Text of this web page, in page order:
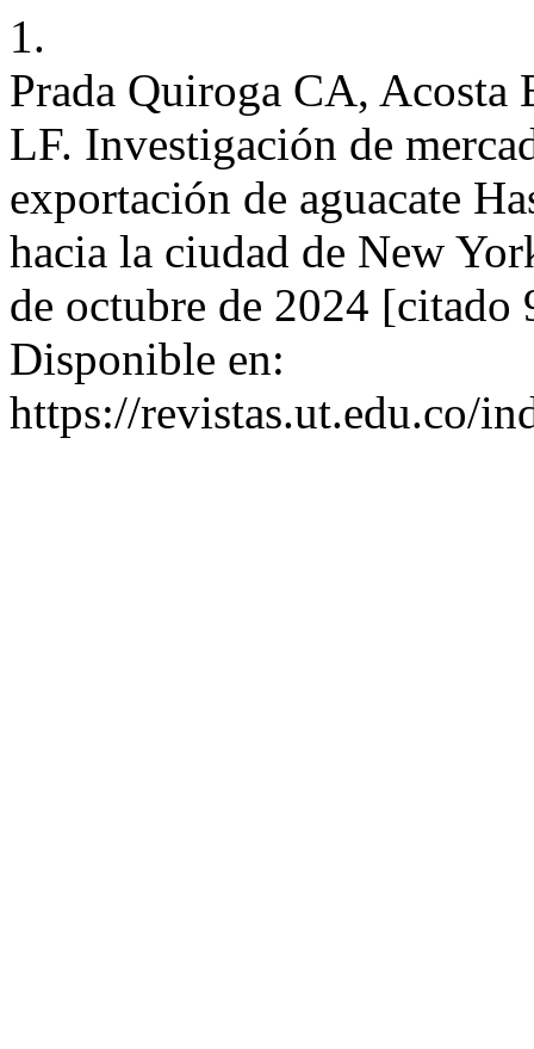
1.
Prada Quiroga CA, Acosta
LF. Investigación de
exportación de aguacate
hacia la ciudad de New
de octubre de 2024
Disponible en:
https://revistas.ut.edu.co/